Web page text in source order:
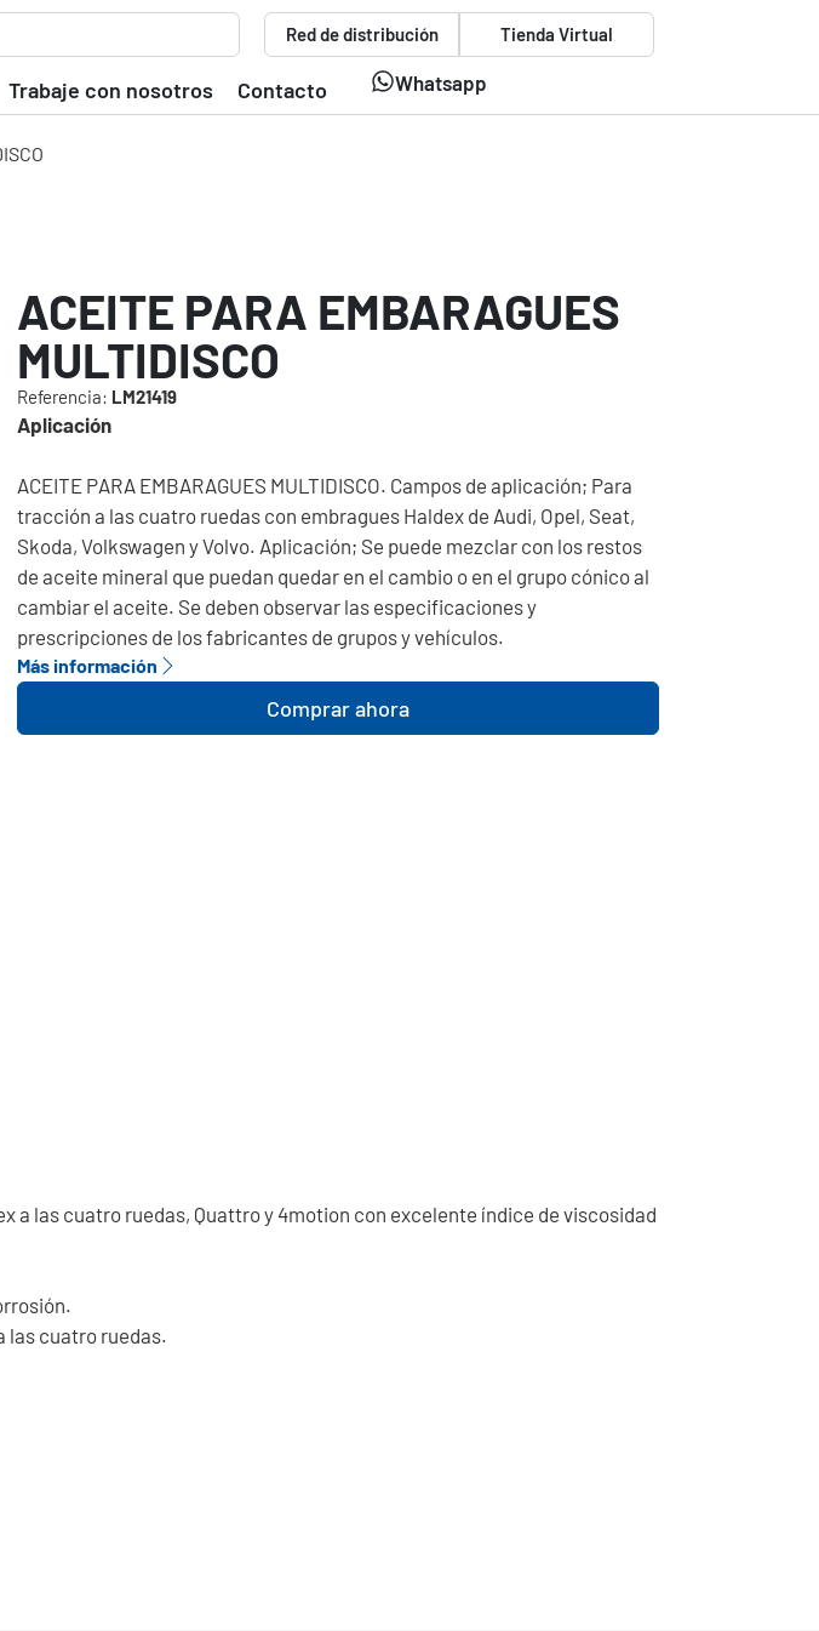
Red de distribución Tienda Virtual
Trabaje con nosotros Contacto Whatsapp
ACEITE PARA EMBARAGUES
MULTIDISCO
Referencia: LM21419
Aplicación
ACEITE PARA EMBARAGUES MULTIDISCO. Campos de aplicación; Para
tracción a las cuatro ruedas con embragues Haldex de Audi, Opel, Seat,
Skoda, Volkswagen y Volvo. Aplicación; Se puede mezclar con los restos
de aceite mineral que puedan quedar en el cambio o en el grupo cónico al
cambiar el aceite. Se deben observar las especificaciones y
prescripciones de los fabricantes de grupos y vehículos.
Más información
Comprar ahora
las cuatro ruedas, Quattro y 4motion con excelente índice de viscosidad
las cuatro ruedas.